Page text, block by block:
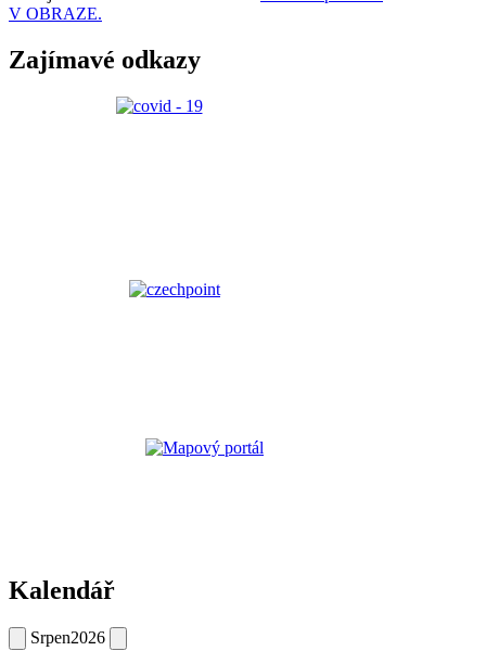
V OBRAZE.
Zajímavé odkazy
Kalendář
Srpen2026